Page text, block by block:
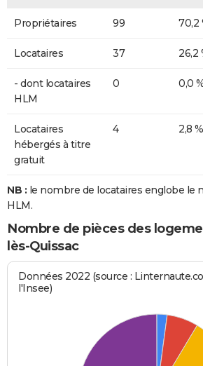
Propriétaires 99 70,2
Locataires 37 26,2
- dont locataires
HLM
0 0,0
Locataires
hébergés à titre
gratuit
4 2,8 %
NB : le nombre de locataires englobe le
HLM.
Nombre de pièces des
lès-Quissac
Données 2022 (source :
l'Insee)